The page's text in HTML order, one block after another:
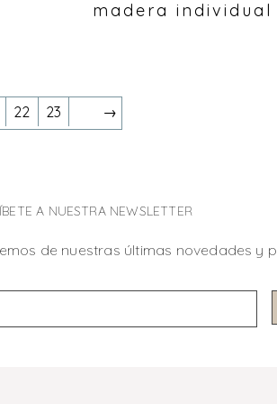
madera individual
22 23 →
A NUESTRA NEWSLETTER
de nuestras últimas novedades y